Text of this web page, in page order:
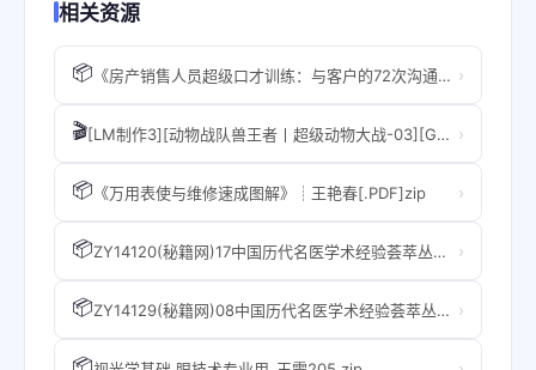
相关资源
📦 《房产销售人员超级口才训练：与客户的72次沟通实例 王宏》.zip ›
🎬 [LM制作3][动物战队兽王者丨超级动物大战-03][GB][1080P][BDRIP].mkv ›
📦 《万用表使与维修速成图解》┊王艳春[.PDF]zip ›
📦 ZY14120(秘籍网)17中国历代名医学术经验荟萃丛书--荟萃温病学说的王士雄(miji8).zip ›
📦 ZY14129(秘籍网)08中国历代名医学术经验荟萃丛书--荟萃温病学说的王士雄(miji8).zip ›
📦